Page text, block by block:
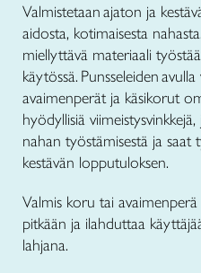
Valmistetaan ajaton ja
aidosta, kotimaisesta
miellyttävä materiaali
käytössä. Punsseleiden
avaimenperät ja käsikorut
hyödyllisiä
nahan työstämisestä ja
kestävän lopputuloksen.
Valmis koru tai
pitkään ja ilahduttaa
lahjana.